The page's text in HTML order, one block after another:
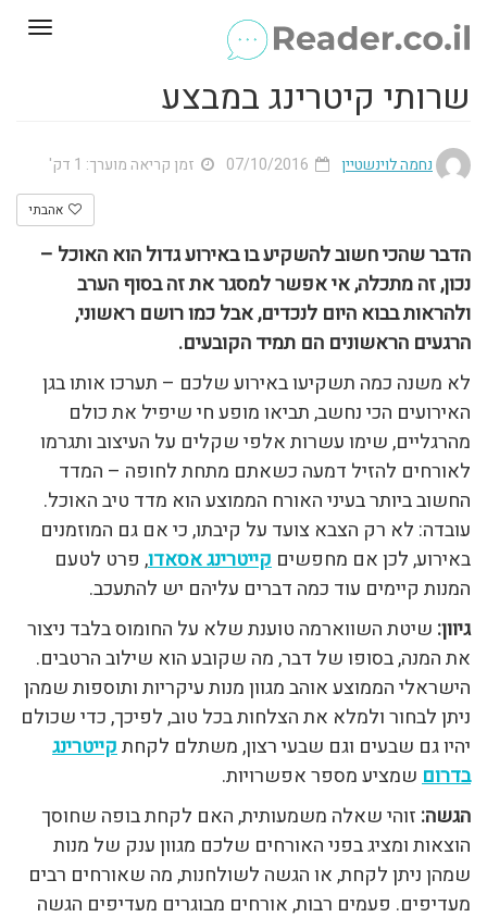
שרותי קיטרינג במבצע
נחמה לוינשטיין זמן קריאה מוערך: 1 דק'
אהבתי
הדבר שהכי חשוב להשקיע בו באירוע גדול הוא האוכל –
נכון, זה מתכלה, אי אפשר למסגר את זה בסוף הערב
ולהראות בבוא היום לנכדים, אבל כמו רושם ראשוני,
הרגעים הראשונים הם תמיד הקובעים.
לא משנה כמה תשקיעו באירוע שלכם – תערכו אותו בגן
האירועים הכי נחשב, תביאו מופע חי שיפיל את כולם
מהרגליים, שימו עשרות אלפי שקלים על העיצוב ותגרמו
לאורחים להזיל דמעה כשאתם מתחת לחופה – המדד
החשוב ביותר בעיני האורח הממוצע הוא מדד טיב האוכל.
עובדה: לא רק הצבא צועד על קיבתו, כי אם גם המוזמנים
באירוע, לכן אם מחפשים קייטרינג אסאדו, פרט לטעם
המנות קיימים עוד כמה דברים עליהם יש להתעכב.
גיוון: שיטת השווארמה טוענת שלא על החומוס בלבד ניצור
את המנה, בסופו של דבר, מה שקובע הוא שילוב הרטבים.
הישראלי הממוצע אוהב מגוון מנות עיקריות ותוספות שמהן
ניתן לבחור ולמלא את הצלחות בכל טוב, לפיכך, כדי שכולם
יהיו גם שבעים וגם שבעי רצון, משתלם לקחתקייטרינג
בדרוםשמציע מספר אפשרויות.
הגשה: זוהי שאלה משמעותית, האם לקחת בופה שחוסך
הוצאות ומציג בפני האורחים שלכם מגוון ענק של מנות
שמהן ניתן לקחת, או הגשה לשולחנות, מה שאורחים רבים
מעדיפים. פעמים רבות, אורחים מבוגרים מעדיפים הגשה